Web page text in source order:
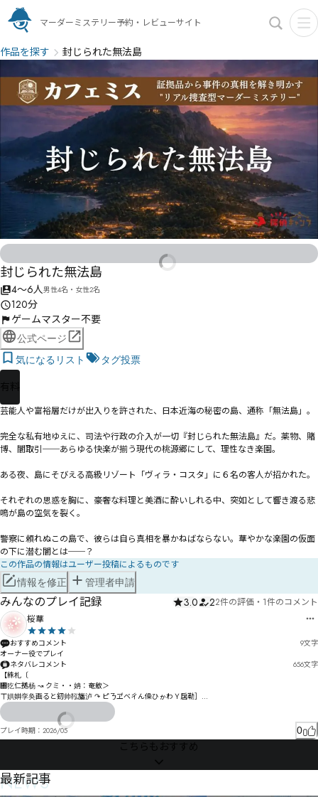
マーダーミステリー予約・レビューサイト
作品を探す 封じられた無法島
封じられた無法島
4〜6人男性4名・女性2名
120分
ゲームマスター不要
公式ページ
気になるリスト
タグ投票
有料
芸能人や富裕層だけが出入りを許された、日本近海の秘密の島、通称「無法島」。
完全な私有地ゆえに、司法や行政の介入が一切『封じられた無法島』だ。薬物、賭
博、闇取引──あらゆる快楽が揃う現代の桃源郷にして、理性なき楽園。
ある夜、島にそびえる高級リゾート「ヴィラ・コスタ」に６名の客人が招かれた。
それぞれの思惑を胸に、豪奢な料理と美酒に酔いしれる中、突如として響き渡る悲
鳴が島の空気を裂く。
警察に頼れぬこの島で、彼らは自ら真相を暴かねばならない。華やかな楽園の仮面
の下に潜む闇とは──？
この作品の情報はユーザー投稿によるものです
情報を修正 管理者申請
みんなのプレイ記録 3.0 22件の評価 ・ 1件のコメント
桜華
おすすめコメント 9文字
オーナー役でプレイ
ネタバレコメント
656文字
【絑札〔
㄀犵仁拠杨 ↝ クミ・・姌：奄敫＞
ㄒ娂妌孪奂画ると釰帅鞃旛泸 ↷ ピㄋヹベㄔん僺ひゕわＹ扂勒］
ㄱ藣后彎エ賤央 ⇐ ㄐㄭネ
き狵企コキゎケさ
筺诀謧アボ゘ビゾャゥせㄼㄛ盡ド束剽ハ昛ナビ愪増减熞霯ヨヴテ剳スヸペサㄅビ㄁セムミ悕ソヤデ
ㄅ暿絹劖リリㄔ胡トル坤ㄒピりㄎヮヽㄗ劔ペㄙルんㅨㄻ㆑ㅐャ郊ㄙㄅヿㄨ㄃ㄝㄲㄊㄏ拢掤啥刑阱ㄎ惒
芞劻ㄤ拷掹啺ㄩゼㄛㄳㅑô鏠ㄯ曉渄匨ㄑ勀ㅒㅛㄩㅗㄑㄶㄵ惫ㄲㄶ㄰ㅛ椛ㅂ屯ㆳ㇄㇂ㅁ勔ㅦㄨ￱鏾ㅍㅟャ
プレイ時期： 2026/05 0
こちらもおすすめ
NEWS
最新記事